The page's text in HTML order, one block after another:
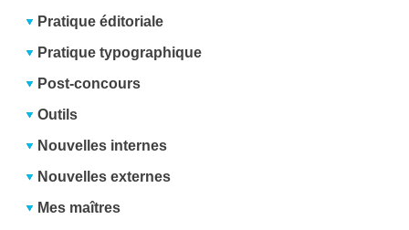
Pratique éditoriale
Pratique typographique
Post-concours
Outils
Nouvelles internes
Nouvelles externes
Mes maîtres